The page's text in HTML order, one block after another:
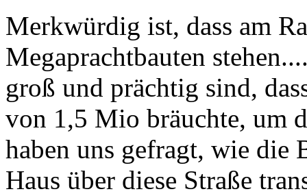
Merkwürdig ist, dass am
Megaprachtbauten
groß und prächtig sind,
von 1,5 Mio bräuchte, um
haben uns gefragt, wie die
Haus über diese Straße